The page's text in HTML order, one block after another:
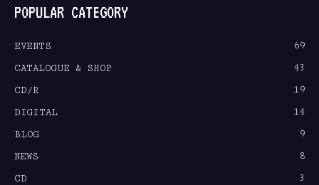
POPULAR CATEGORY
EVENTS
69
CATALOGUE & SHOP
43
CD/R
19
DIGITAL
14
BLOG
9
NEWS
8
CD
3